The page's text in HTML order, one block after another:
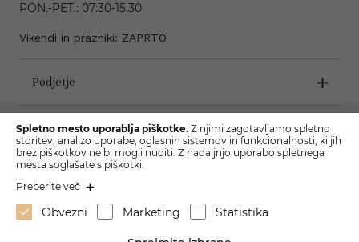
PON.-PET.: 07:30-15:30
Vikendi in prazniki: ZAPRTO
Podjetje
Pogoji poslovanja
Spletno mesto uporablja piškotke. Z njimi zagotavljamo spletno
storitev, analizo uporabe, oglasnih sistemov in funkcionalnosti, ki jih
brez piškotkov ne bi mogli nuditi. Z nadaljnjo uporabo spletnega
mesta soglašate s piškotki.
Preberite več
Obvezni Marketing Statistika